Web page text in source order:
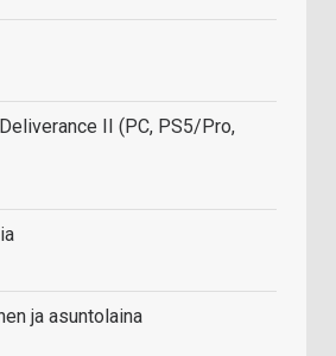
II (PC, PS5/Pro,
ja asuntolaina